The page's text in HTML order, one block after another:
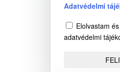
Adatvédelmi
Elolvastam
adatvédelmi